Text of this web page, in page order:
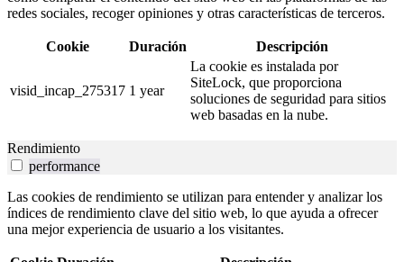
redes sociales, recoger opiniones y otras características de terceros.
Cookie Duración Descripción
visid_incap_275317 1 year
La cookie es instalada por
SiteLock, que proporciona
soluciones de seguridad para sitios
web basadas en la nube.
Rendimiento
performance
Las cookies de rendimiento se utilizan para entender y analizar los
índices de rendimiento clave del sitio web, lo que ayuda a ofrecer
una mejor experiencia de usuario a los visitantes.